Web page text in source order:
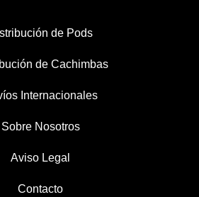
de Pods
de Cachimbas
Internacionales
Sobre Nosotros
Aviso Legal
Contacto